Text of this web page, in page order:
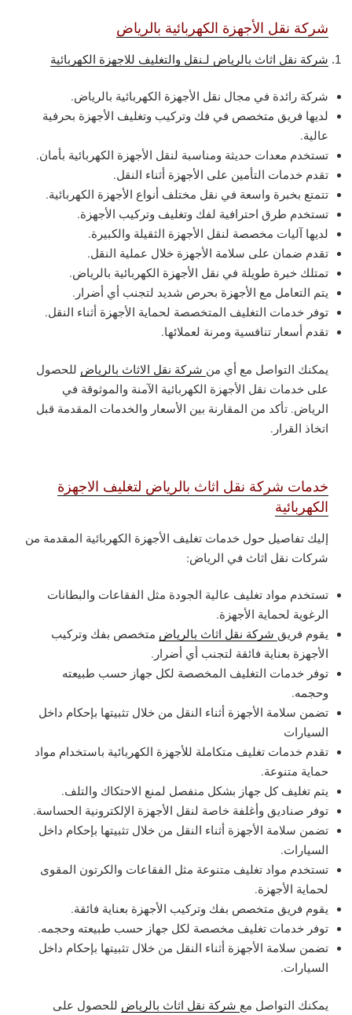
شركة نقل الأجهزة الكهربائية بالرياض
شركة نقل اثاث بالرياض لـنقل والتغليف للاجهزة الكهربائية
شركة رائدة في مجال نقل الأجهزة الكهربائية بالرياض.
لديها فريق متخصص في فك وتركيب وتغليف الأجهزة بحرفية
عالية.
تستخدم معدات حديثة ومناسبة لنقل الأجهزة الكهربائية بأمان.
تقدم خدمات التأمين على الأجهزة أثناء النقل.
تتمتع بخبرة واسعة في نقل مختلف أنواع الأجهزة الكهربائية.
تستخدم طرق احترافية لفك وتغليف وتركيب الأجهزة.
لديها آليات مخصصة لنقل الأجهزة الثقيلة والكبيرة.
تقدم ضمان على سلامة الأجهزة خلال عملية النقل.
تمتلك خبرة طويلة في نقل الأجهزة الكهربائية بالرياض.
يتم التعامل مع الأجهزة بحرص شديد لتجنب أي أضرار.
توفر خدمات التغليف المتخصصة لحماية الأجهزة أثناء النقل.
تقدم أسعار تنافسية ومرنة لعملائها.
يمكنك التواصل مع أي من شركة نقل الاثاث بالرياض للحصول
على خدمات نقل الأجهزة الكهربائية الآمنة والموثوقة في
الرياض. تأكد من المقارنة بين الأسعار والخدمات المقدمة قبل
اتخاذ القرار.
خدمات شركة نقل اثاث بالرياض لتغليف الاجهزة
الكهربائية
إليك تفاصيل حول خدمات تغليف الأجهزة الكهربائية المقدمة من
شركات نقل اثاث في الرياض:
تستخدم مواد تغليف عالية الجودة مثل الفقاعات والبطانات
الرغوية لحماية الأجهزة.
يقوم فريق شركة نقل اثاث بالرياض متخصص بفك وتركيب
الأجهزة بعناية فائقة لتجنب أي أضرار.
توفر خدمات التغليف المخصصة لكل جهاز حسب طبيعته
وحجمه.
تضمن سلامة الأجهزة أثناء النقل من خلال تثبيتها بإحكام داخل
السيارات
تقدم خدمات تغليف متكاملة للأجهزة الكهربائية باستخدام مواد
حماية متنوعة.
يتم تغليف كل جهاز بشكل منفصل لمنع الاحتكاك والتلف.
توفر صناديق وأغلفة خاصة لنقل الأجهزة الإلكترونية الحساسة.
تضمن سلامة الأجهزة أثناء النقل من خلال تثبيتها بإحكام داخل
السيارات.
تستخدم مواد تغليف متنوعة مثل الفقاعات والكرتون المقوى
لحماية الأجهزة.
يقوم فريق متخصص بفك وتركيب الأجهزة بعناية فائقة.
توفر خدمات تغليف مخصصة لكل جهاز حسب طبيعته وحجمه.
تضمن سلامة الأجهزة أثناء النقل من خلال تثبيتها بإحكام داخل
السيارات.
يمكنك التواصل مع شركة نقل اثاث بالرياض للحصول على